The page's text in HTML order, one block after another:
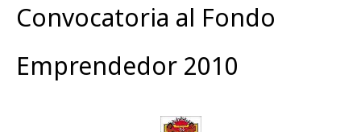
Convocatoria al Fondo
Emprendedor 2010